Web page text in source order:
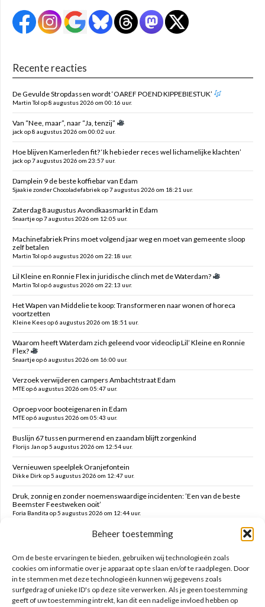
Beheer toestemming
Om de beste ervaringen te bieden, gebruiken wij technologieën zoals
cookies om informatie over je apparaat op te slaan en/of te raadplegen. Door
in te stemmen met deze technologieën kunnen wij gegevens zoals
surfgedrag of unieke ID's op deze site verwerken. Als je geen toestemming
geeft of uw toestemming intrekt, kan dit een nadelige invloed hebben op
Recente reacties
De Gevulde Stropdassen wordt ‘OAREF POEND KIPPEBIESTUK’
Martin Tol op 8 augustus 2026 om 00:16 uur.
Van “Nee, maar”, naar “Ja, tenzij”
jack op 8 augustus 2026 om 00:02 uur.
Hoe blijven Kamerleden fit? ‘Ik heb ieder reces wel lichamelijke klachten’
jack op 7 augustus 2026 om 23:57 uur.
Damplein 9 de beste koffiebar van Edam
Sjaakie zonder Chocoladefabriek op 7 augustus 2026 om 18:21 uur.
Zaterdag 8 augustus Avondkaasmarkt in Edam
Snaartje op 7 augustus 2026 om 12:05 uur.
Machinefabriek Prins moet volgend jaar weg en moet van gemeente sloop
zelf betalen
Martin Tol op 6 augustus 2026 om 22:18 uur.
Lil Kleine en Ronnie Flex in juridische clinch met de Waterdam?
Martin Tol op 6 augustus 2026 om 22:13 uur.
Het Wapen van Middelie te koop: Transformeren naar wonen of horeca
voortzetten
Kleine Kees op 6 augustus 2026 om 18:51 uur.
Waarom heeft Waterdam zich geleend voor videoclip Lil’ Kleine en Ronnie
Flex?
Snaartje op 6 augustus 2026 om 16:00 uur.
Verzoek verwijderen campers Ambachtstraat Edam
MTE op 6 augustus 2026 om 05:47 uur.
Oproep voor booteigenaren in Edam
MTE op 6 augustus 2026 om 05:43 uur.
Buslijn 67 tussen purmerend en zaandam blijft zorgenkind
Florijs Jan op 5 augustus 2026 om 12:54 uur.
Vernieuwen speelplek Oranjefontein
Dikke Dirk op 5 augustus 2026 om 12:47 uur.
Druk, zonnig en zonder noemenswaardige incidenten: ’Een van de beste
Beemster Feestweken ooit’
Foria Bandita op 5 augustus 2026 om 12:44 uur.
Feesten tot in de late uurtjes en daarna vanmorgen met milde kater o.a.
hekken kaaltrekken, doeken vouwen en terrein schoonmaken
Zoeken op deze site